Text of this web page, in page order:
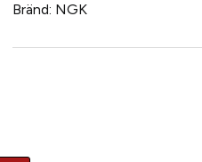
Bränd: NGK